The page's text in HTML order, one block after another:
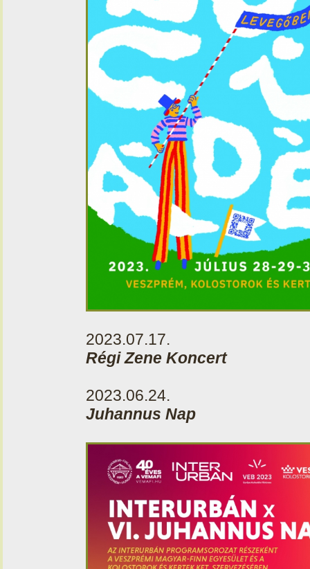
2023.07.17.
Régi Zene Koncert
2023.06.24.
Juhannus Nap